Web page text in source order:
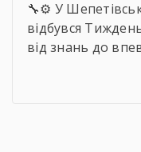
🔧⚙️ У
відбувся
від знань до
тижня